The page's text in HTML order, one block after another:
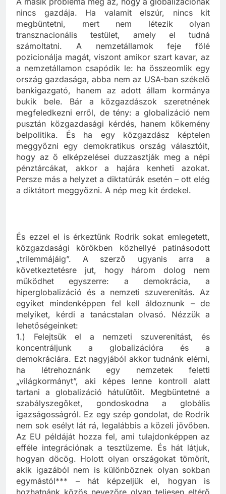
A másik probléma meg az, hogy a globalizációnak
nincs gazdája. Ha valamit elszúr, nincs kit
megbüntetni, mert nem létezik olyan
transznacionális testület, amely el tudná
számoltatni. A nemzetállamok feje fölé
pozicionálja magát, viszont amikor szart kavar, az
a nemzetállamon csapódik le: ha összeomlik egy
ország gazdasága, abba nem az USA-ban székelő
bankigazgató, hanem az adott állam kormánya
bukik bele. Bár a közgazdászok szeretnének
megfeledkezni erről, de tény: a globalizáció nem
pusztán közgazdasági kérdés, hanem kőkemény
belpolitika. És ha egy közgazdász képtelen
meggyőzni egy demokratikus ország választóit,
hogy az ő elképzelései duzzasztják meg a népi
pénztárcákat, akkor a hajára kenheti azokat.
Persze más a helyzet a diktatúrák esetén – ott elég
És ezzel el is érkeztünk Rodrik sokat emlegetett,
közgazdasági körökben közhellyé patinásodott
„trilemmájáig”. A szerző ugyanis arra a
következtetésre jut, hogy három dolog nem
működhet egyszerre: a demokrácia, a
hiperglobalizáció és a nemzeti szuverenitás. Az
egyiket mindenképpen fel kell áldoznunk – de
melyiket, kérdi a tanácstalan olvasó. Nézzük a
lehetőségeinket:
1.) Felejtsük el a nemzeti szuverenitást, és
koncentráljunk a globalizációra és a
demokráciára. Ezt nagyjából akkor tudnánk elérni,
ha létrehoznánk egy nemzetek feletti
„világkormányt”, aki képes lenne kontroll alatt
tartani a globalizáció hátulütőit. Megbüntetné a
szabályszegőket, gondoskodna a globális
igazságosságról. Ez egy szép gondolat, de Rodrik
nem sok esélyt lát rá, legalábbis a közeli jövőben.
Az EU példáját hozza fel, ami tulajdonképpen az
efféle integrációnak a tesztüzeme. És hát látjuk,
hogyan döcög. Holott olyan országokat tömörít,
akik igazából nem is különböznek olyan sokban
egymástól*** – hát képzeljük el, hogyan is